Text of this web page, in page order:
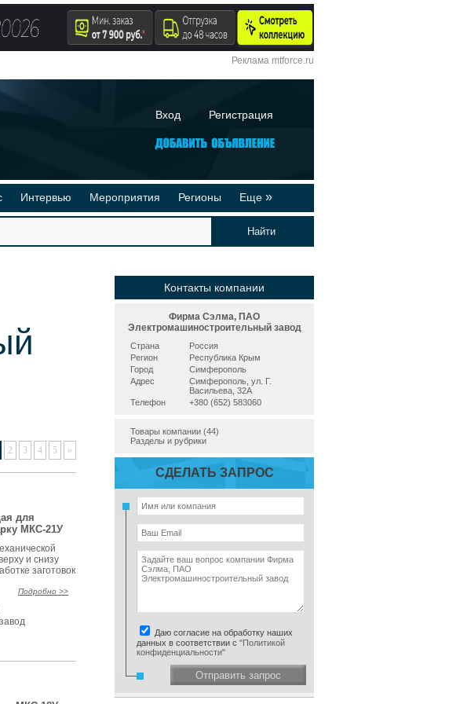
Реклама mtforce.ru
Вход Регистрация
Интервью Мероприятия Регионы Еще »
Реклама на сайте
2 3 4 5 »
для
МКС-21У
и снизу
заготовок
Подробно >>
Контакты компании
Фирма Сэлма, ПАО
Электромашиностроительный завод
Страна
Россия
Регион
Республика Крым
Город
Симферополь
Адрес
Симферополь, ул. Г.
Васильева, 32А
Телефон
+380 (652) 583060
Товары компании (44)
Разделы и рубрики
СДЕЛАТЬ ЗАПРОС
Даю согласие на обработку наших
данных в соответствии с "Политикой
конфиденциальности"
Отправить запрос